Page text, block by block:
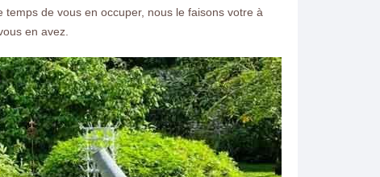
de vous en occuper, nous le faisons votre à
en avez.